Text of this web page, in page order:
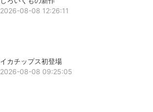
2026-08-08 12:26:11
イカチップス初登場
2026-08-08 09:25:05